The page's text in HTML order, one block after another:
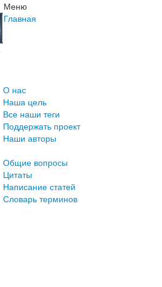
Меню
Главная
О нас
Наша цель
Все наши теги
Поддержать проект
Наши авторы
Общие вопросы
Цитаты
Написание статей
Словарь терминов